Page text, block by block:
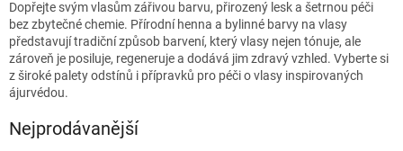
Dopřejte svým vlasům zářivou barvu, přirozený lesk a šetrnou péči
bez zbytečné chemie. Přírodní henna a bylinné barvy na vlasy
představují tradiční způsob barvení, který vlasy nejen tónuje, ale
zároveň je posiluje, regeneruje a dodává jim zdravý vzhled. Vyberte si
z široké palety odstínů i přípravků pro péči o vlasy inspirovaných
ájurvédou.
Nejprodávanější